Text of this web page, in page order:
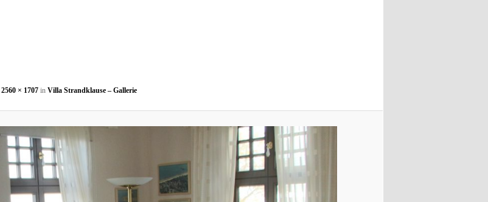
2560 × 1707in Villa Strandklause – Gallerie